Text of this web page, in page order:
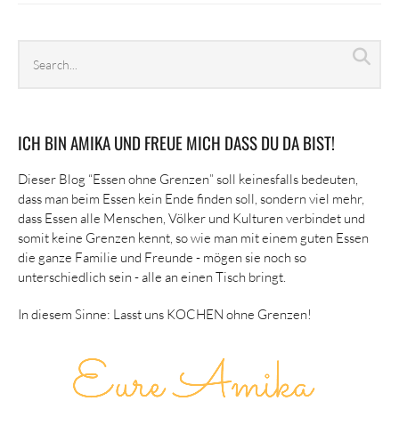
archives
ICH BIN AMIKA UND FREUE MICH DASS DU DA BIST!
Dieser Blog “Essen ohne Grenzen” soll keinesfalls bedeuten,
dass man beim Essen kein Ende finden soll, sondern viel mehr,
dass Essen alle Menschen, Völker und Kulturen verbindet und
somit keine Grenzen kennt, so wie man mit einem guten Essen
die ganze Familie und Freunde - mögen sie noch so
unterschiedlich sein - alle an einen Tisch bringt.
In diesem Sinne: Lasst uns KOCHEN ohne Grenzen!